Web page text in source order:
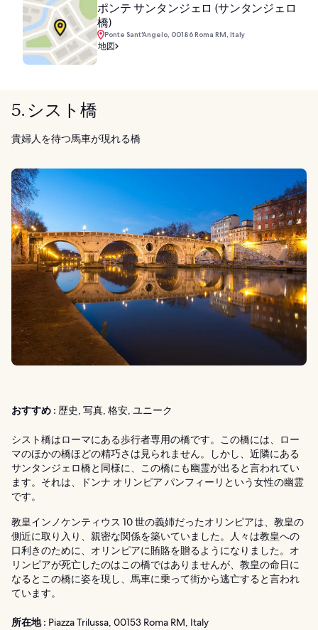
ポンテ サンタンジェロ (サンタンジェロ
橋)
Ponte Sant'Angelo, 00186 Roma RM, Italy
地図
5. シスト橋
貴婦人を待つ馬車が現れる橋
おすすめ : 歴史, 写真, 格安, ユニーク
シスト橋はローマにある歩行者専用の橋です。この橋には、ロー
マのほかの橋ほどの精巧さは見られません。しかし、近隣にある
サンタンジェロ橋と同様に、この橋にも幽霊が出ると言われてい
ます。それは、ドンナ オリンピア パンフィーリという女性の幽霊
です。
教皇インノケンティウス 10 世の義姉だったオリンピアは、教皇の
側近に取り入り、親密な関係を築いていました。人々は教皇への
口利きのために、オリンピアに賄賂を贈るようになりました。オ
リンピアが死亡したのはこの橋ではありませんが、教皇の命日に
なるとこの橋に姿を現し、馬車に乗って街から逃亡すると言われ
ています。
所在地 : Piazza Trilussa, 00153 Roma RM, Italy